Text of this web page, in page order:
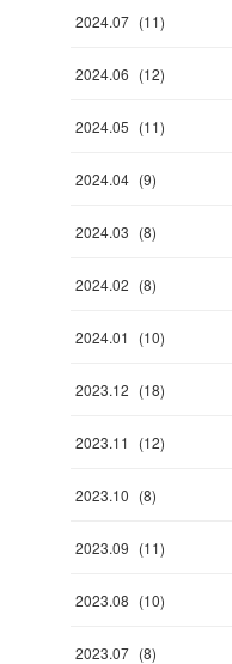
2024.07 (11)
2024.06 (12)
2024.05 (11)
2024.04 (9)
2024.03 (8)
2024.02 (8)
2024.01 (10)
2023.12 (18)
2023.11 (12)
2023.10 (8)
2023.09 (11)
2023.08 (10)
2023.07 (8)